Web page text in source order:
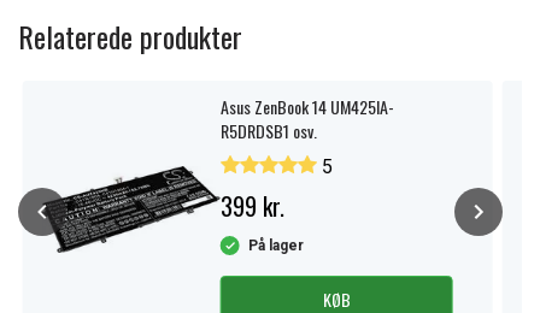
Relaterede produkter
Asus ZenBook 14 UM425IA-
R5DRDSB1 osv.
5
399 kr.
På lager
KØB